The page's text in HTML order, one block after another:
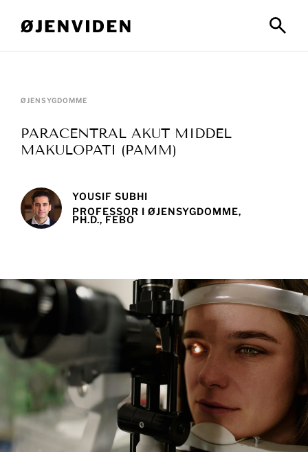
ØJENSYGDOMME
PARACENTRAL AKUT MIDDEL
MAKULOPATI (PAMM)
YOUSIF SUBHI
PROFESSOR I ØJENSYGDOMME,
PH.D., FEBO